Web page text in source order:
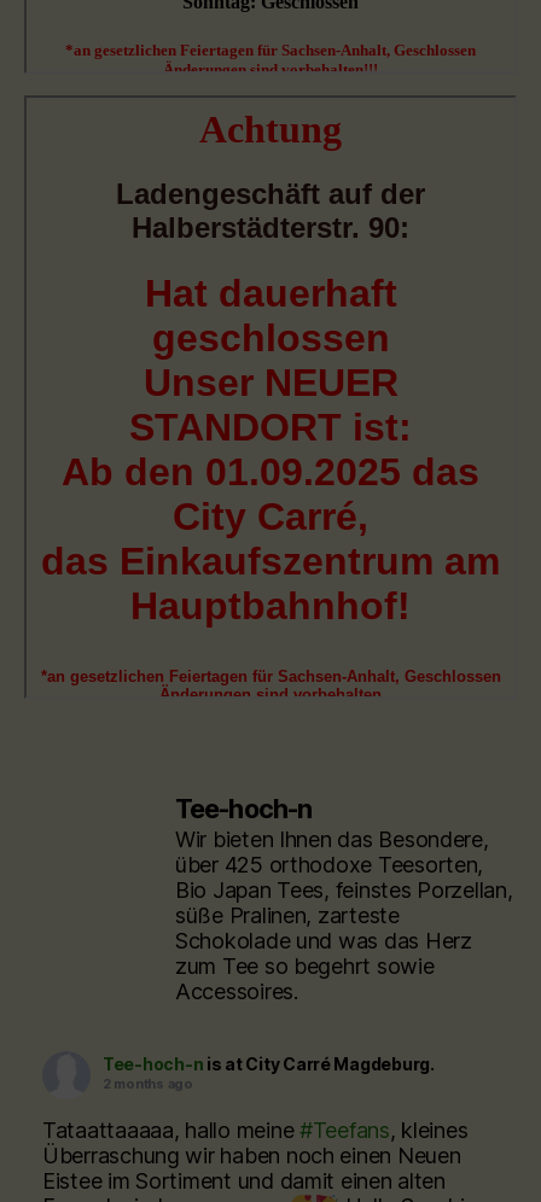
Tee-hoch-n
Wir bieten Ihnen das Besondere,
über 425 orthodoxe Teesorten,
Bio Japan Tees, feinstes Porzellan,
süße Pralinen, zarteste
Schokolade und was das Herz
zum Tee so begehrt sowie
Accessoires.
Tee-hoch-n is at City Carré Magdeburg.
2 months ago
Tataattaaaaa, hallo meine#Teefans, kleines
Überraschung wir haben noch einen Neuen
Eistee im Sortiment und damit einen alten